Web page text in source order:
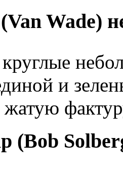
Wade)
и
(Bob